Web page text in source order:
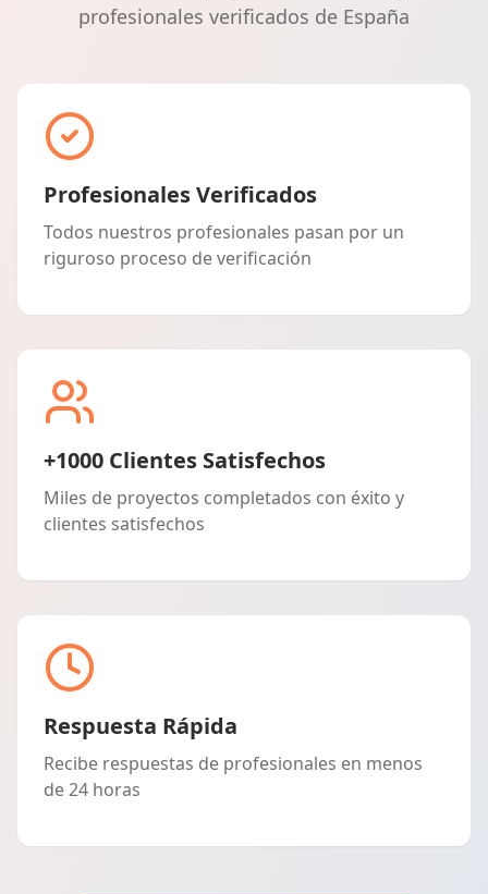
profesionales verificados de España
Profesionales Verificados
Todos nuestros profesionales pasan por un
riguroso proceso de verificación
+1000 Clientes Satisfechos
Miles de proyectos completados con éxito y
clientes satisfechos
Respuesta Rápida
Recibe respuestas de profesionales en menos
de 24 horas